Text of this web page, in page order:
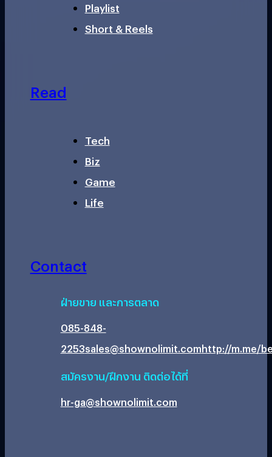
Playlist
Short & Reels
Read
Tech
Biz
Game
Life
Contact
ฝ่ายขาย และการตลาด
085-848-
2253sales@shownolimit.comhttp://m.me/
สมัครงาน/ฝึกงาน ติดต่อได้ที่
hr-ga@shownolimit.com